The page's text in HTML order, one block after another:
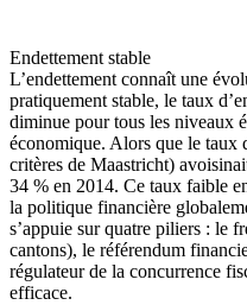
Endettement stable
L’endettement connaît une
pratiquement stable, le taux
diminue pour tous les niveaux
économique. Alors que le taux
critères de Maastricht)
34 % en 2014. Ce taux faible
la politique financière
s’appuie sur quatre piliers : le
cantons), le référendum
régulateur de la concurrence
efficace.